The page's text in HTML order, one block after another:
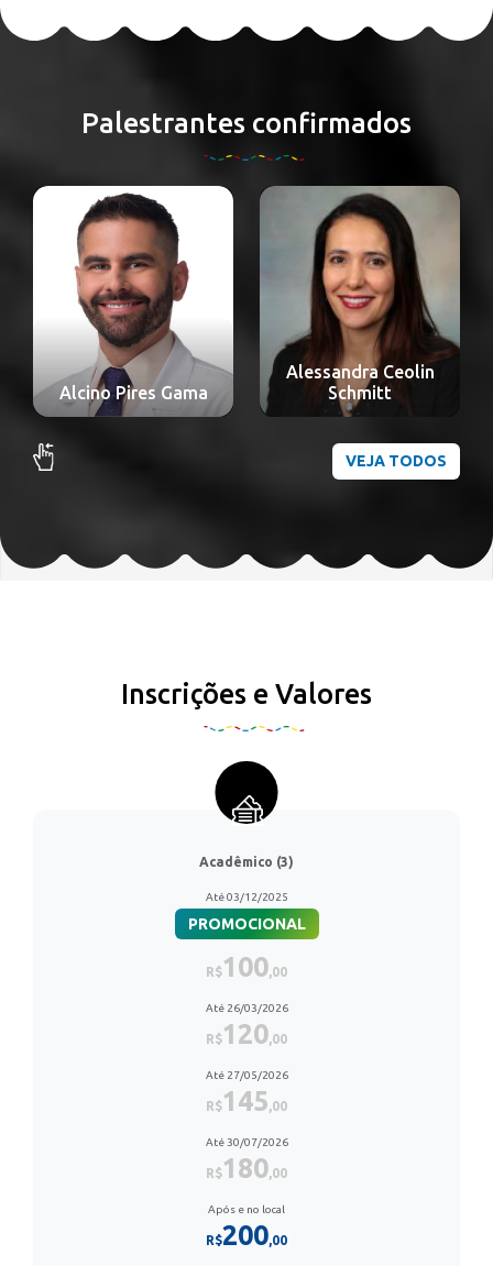
Palestrantes confirmados
Alessandra Ceolin
Schmitt
Alexandre Nakao
Odashiro
VEJA TODOS
Inscrições e Valores
Acadêmico (3)
Até 03/12/2025
PROMOCIONAL
R$100,00
Até 26/03/2026
R$120,00
Até 27/05/2026
R$145,00
Até 30/07/2026
R$180,00
Após e no local
R$200,00